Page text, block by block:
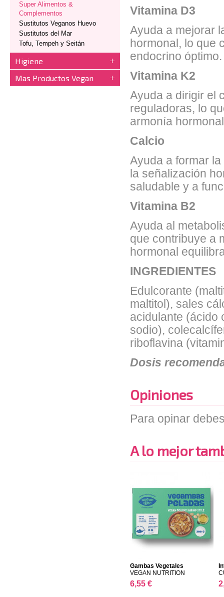
Super Alimentos &
Complementos
Sustitutos Veganos Huevo
Sustitutos del Mar
Tofu, Tempeh y Seitán
Higiene
Mas Productos Vegan
Vitamina D3
Ayuda a mejorar
hormonal, lo que
endocrino óptimo.
Vitamina K2
Ayuda a dirigir el
reguladoras, lo
armonía
Calcio
Ayuda a formar
la señalización
saludable y a
Vitamina B2
Ayuda al
que contribuye a
hormonal
INGREDIENTES
Edulcorante
maltitol), sales
acidulante (ácido
sodio),
riboflavina
Dosis
Opiniones
Para opinar
A lo mejor
Gambas Vegetales
VEGAN NUTRITION
6,55 €